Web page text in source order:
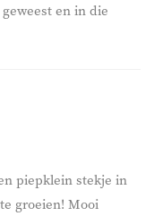
en in die
piepklein stekje in
groeien! Mooi